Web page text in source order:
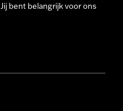
Jij bent belangrijk voor ons